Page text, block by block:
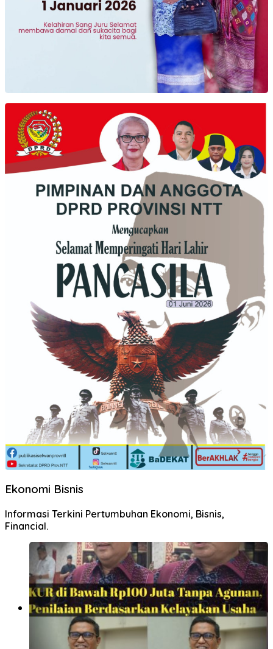
Ekonomi Bisnis
Informasi Terkini Pertumbuhan Ekonomi, Bisnis,
Financial.